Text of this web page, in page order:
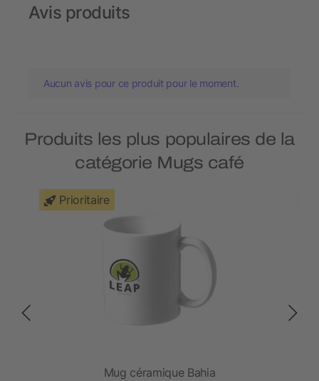
Avis produits
Aucun avis pour ce produit pour le moment.
Produits les plus populaires de la
catégorie Mugs café
Prioritaire
Mug céramique Bahia